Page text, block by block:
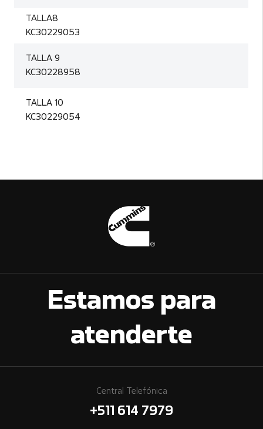
TALLA8
KC30229053
TALLA 9
KC30228958
TALLA 10
KC30229054
Estamos para
atenderte
Central Telefónica
+511 614 7979